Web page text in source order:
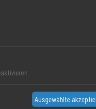
Ausgewählte